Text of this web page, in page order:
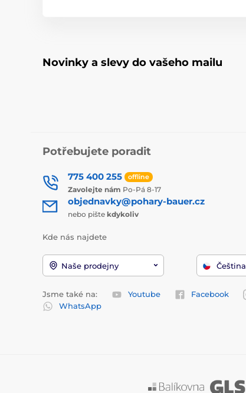
Novinky a slevy do vašeho mailu
Potřebujete poradit
775 400 255 offline
Zavolejte nám Po-Pá 8-17
objednavky@pohary-bauer.cz
nebo pište kdykoliv
Kde nás najdete
Naše prodejny Čeština
Jsme také na: Youtube Facebook
WhatsApp